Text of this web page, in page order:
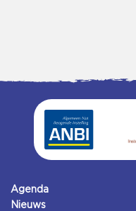
Agenda
Nieuws